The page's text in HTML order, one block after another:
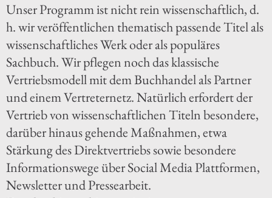
Unser Programm ist nicht rein wissenschaftlich, d.
h. wir veröffentlichen thematisch passende Titel als
wissenschaftliches Werk oder als populäres
Sachbuch. Wir pflegen noch das klassische
Vertriebsmodell mit dem Buchhandel als Partner
und einem Vertreternetz. Natürlich erfordert der
Vertrieb von wissenschaftlichen Titeln besondere,
darüber hinaus gehende Maßnahmen, etwa
Stärkung des Direktvertriebs sowie besondere
Informationswege über Social Media Plattformen,
Newsletter und Pressearbeit.